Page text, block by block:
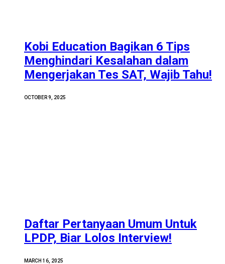
Kobi Education Bagikan 6 Tips
Menghindari Kesalahan dalam
Mengerjakan Tes SAT, Wajib Tahu!
OCTOBER 9, 2025
Daftar Pertanyaan Umum Untuk
LPDP, Biar Lolos Interview!
MARCH 16, 2025